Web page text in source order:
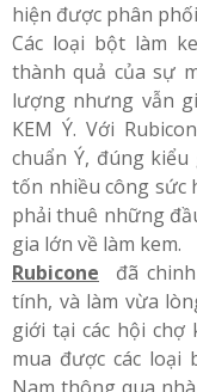
hiện được phân
Các loại bột làm
thành quả của sự
lượng nhưng vẫn
KEM Ý. Với
chuẩn Ý, đúng
tốn nhiều công sức
phải thuê những
gia lớn về làm kem.
Rubicone đã
tính, và làm vừa
giới tại các hội chợ
mua được các loại
Nam thông qua